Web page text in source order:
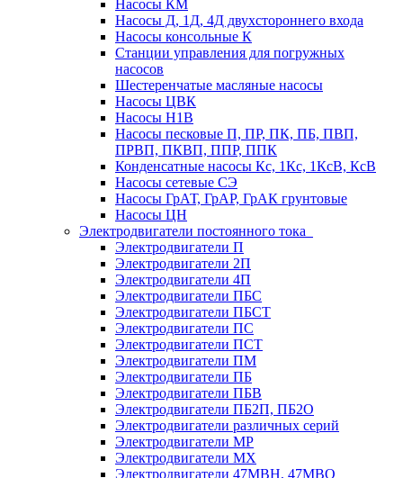
Насосы КМ
Насосы Д, 1Д, 4Д двухстороннего входа
Насосы консольные К
Станции управления для погружных
насосов
Шестеренчатые масляные насосы
Насосы ЦВК
Насосы Н1В
Насосы песковые П, ПР, ПК, ПБ, ПВП,
ПРВП, ПКВП, ППР, ППК
Конденсатные насосы Кс, 1Кс, 1КсВ, КсВ
Насосы сетевые СЭ
Насосы ГрАТ, ГрАР, ГрАК грунтовые
Насосы ЦН
Электродвигатели постоянного тока
Электродвигатели П
Электродвигатели 2П
Электродвигатели 4П
Электродвигатели ПБС
Электродвигатели ПБСТ
Электродвигатели ПС
Электродвигатели ПСТ
Электродвигатели ПМ
Электродвигатели ПБ
Электродвигатели ПБВ
Электродвигатели ПБ2П, ПБ2О
Электродвигатели различных серий
Электродвигатели МР
Электродвигатели MX
Электродвигатели 47MBH, 47МВО